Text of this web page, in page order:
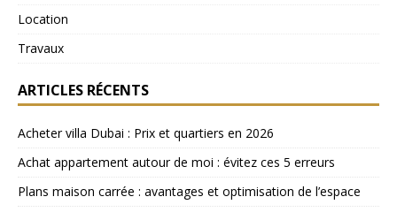
Location
Travaux
ARTICLES RÉCENTS
Acheter villa Dubai : Prix et quartiers en 2026
Achat appartement autour de moi : évitez ces 5 erreurs
Plans maison carrée : avantages et optimisation de l’espace